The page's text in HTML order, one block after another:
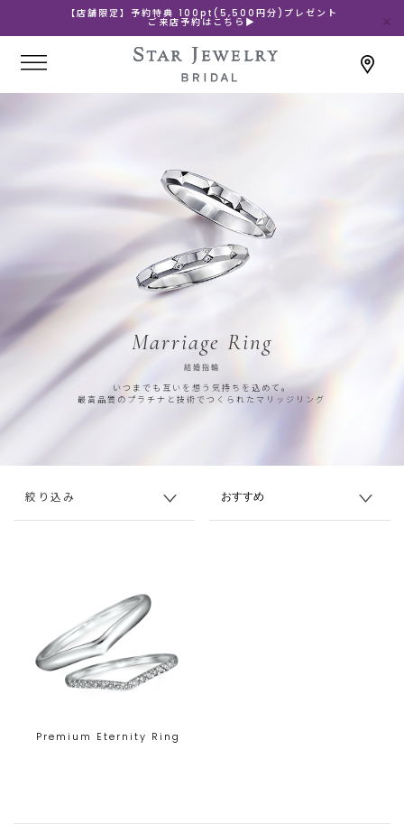
【店舗限定】予約特典 100pt(5,500円分)プレゼント
ご来店予約はこちら▶
Marriage Ring
結婚指輪
いつまでも互いを想う気持ちを込めて。
最高品質のプラチナと技術でつくられたマリッジリング
絞り込み
Premium Eternity Ring